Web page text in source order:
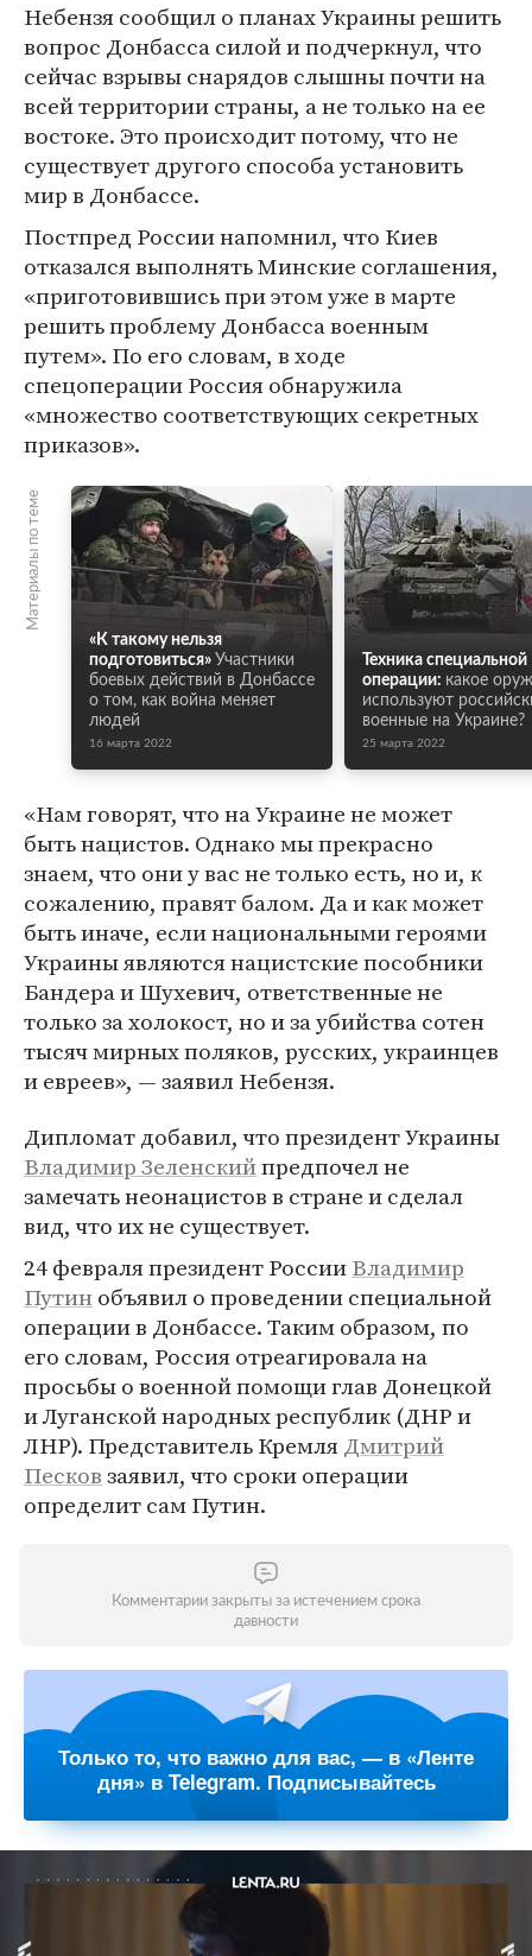
Небензя сообщил о планах Украины решить
вопрос Донбасса силой и подчеркнул, что
сейчас взрывы снарядов слышны почти на
всей территории страны, а не только на ее
востоке. Это происходит потому, что не
существует другого способа установить
мир в Донбассе.
Постпред России напомнил, что Киев
отказался выполнять Минские соглашения,
«приготовившись при этом уже в марте
решить проблему Донбасса военным
путем». По его словам, в ходе
спецоперации Россия обнаружила
«множество соответствующих секретных
приказов».
Материалы по теме
«К такому нельзя
подготовиться» Участники
боевых действий в Донбассе
о том, как война меняет
людей
16 марта 2022
Техника специальной
операции: какое
используют
военные на Украине?
25 марта 2022
«Нам говорят, что на Украине не может
быть нацистов. Однако мы прекрасно
знаем, что они у вас не только есть, но и, к
сожалению, правят балом. Да и как может
быть иначе, если национальными героями
Украины являются нацистские пособники
Бандера и Шухевич, ответственные не
только за холокост, но и за убийства сотен
тысяч мирных поляков, русских, украинцев
и евреев», — заявил Небензя.
Дипломат добавил, что президент Украины
Владимир Зеленскийпредпочел не
замечать неонацистов в стране и сделал
вид, что их не существует.
24 февраля президент РоссииВладимир
Путин объявил о проведении специальной
операции в Донбассе. Таким образом, по
его словам, Россия отреагировала на
просьбы о военной помощи глав Донецкой
и Луганской народных республик (ДНР и
ЛНР). Представитель КремляДмитрий
Песковзаявил, что сроки операции
определит сам Путин.
Комментарии закрыты за истечением срока
давности
Только то, что важно для вас, — в «Ленте
дня» в Telegram. Подписывайтесь